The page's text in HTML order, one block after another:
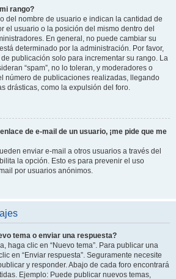
rango?
del nombre de usuario e indican la cantidad de
el usuario o la posición del mismo dentro del
En general, no puede cambiar su
determinado por la administración. Por favor,
publicación solo para incrementar su rango. La
“spam”, no lo toleran, y moderadores o
número de publicaciones realizadas, llegando
drásticas, como la expulsión del foro.
de e-mail de un usuario, ¡me pide que me
enviar e-mail a otros usuarios a través del
la opción. Esto es para prevenir el uso
por usuarios anónimos.
tema o enviar una respuesta?
haga clic en “Nuevo tema”. Para publicar una
en “Enviar respuesta”. Seguramente necesite
y responder. Abajo de cada foro encontrará
Ejemplo: Puede publicar nuevos temas,